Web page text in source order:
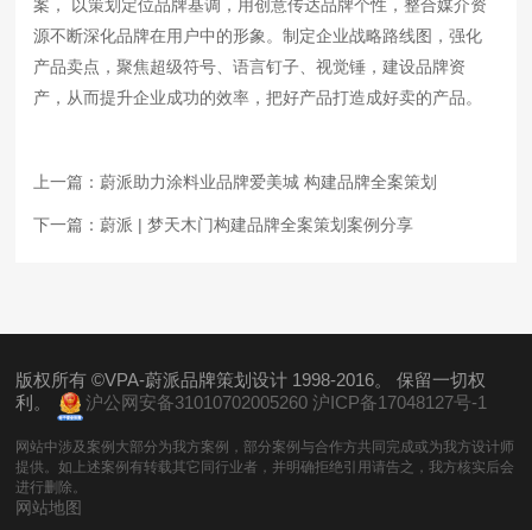
案， 以策划定位品牌基调，用创意传达品牌个性，整合媒介资
源不断深化品牌在用户中的形象。制定企业战略路线图，强化
产品卖点，聚焦超级符号、语言钉子、视觉锤，建设品牌资
产，从而提升企业成功的效率，把好产品打造成好卖的产品。
上一篇：蔚派助力涂料业品牌爱美城 构建品牌全案策划
下一篇：蔚派 | 梦天木门构建品牌全案策划案例分享
版权所有 ©VPA-蔚派品牌策划设计 1998-2016。 保留一切权
利。
沪公网安备31010702005260 沪ICP备17048127号-1
网站中涉及案例大部分为我方案例，部分案例与合作方共同完成或为我方设计师
提供。如上述案例有转载其它同行业者，并明确拒绝引用请告之，我方核实后会
进行删除。
网站地图